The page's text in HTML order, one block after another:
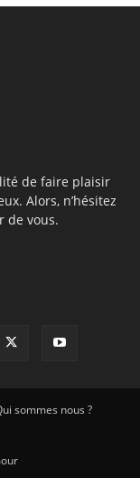
de faire plaisir
Alors, n’hésitez
de vous.
sommes nous ?